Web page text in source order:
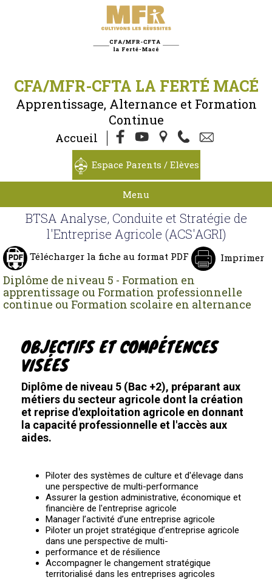
CFA/MFR-CFTA LA FERTÉ MACÉ
Apprentissage, Alternance et Formation
Continue
Accueil
Espace Parents / Elèves
Menu
BTSA Analyse, Conduite et Stratégie de
l'Entreprise Agricole (ACS'AGRI)
Télécharger la fiche au format PDF Imprimer
Diplôme de niveau 5 - Formation en
apprentissage ou Formation professionnelle
continue ou Formation scolaire en alternance
OBJECTIFS ET COMPÉTENCES
VISÉES
Diplôme de niveau 5 (Bac +2), préparant aux
métiers du secteur agricole dont la création
et reprise d'exploitation agricole en donnant
la capacité professionnelle et l'accès aux
aides.
Piloter des systèmes de culture et d'élevage dans
une perspective de multi-performance
Assurer la gestion administrative, économique et
financière de l'entreprise agricole
Manager l’activité d’une entreprise agricole
Piloter un projet stratégique d’entreprise agricole
dans une perspective de multi-
performance et de résilience
Accompagner le changement stratégique
territorialisé dans les entreprises agricoles